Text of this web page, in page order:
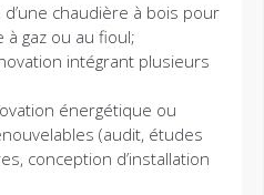
chaudière à bois pour
gaz ou au fioul;
intégrant plusieurs
énergétique ou
(audit, études
conception d’installation